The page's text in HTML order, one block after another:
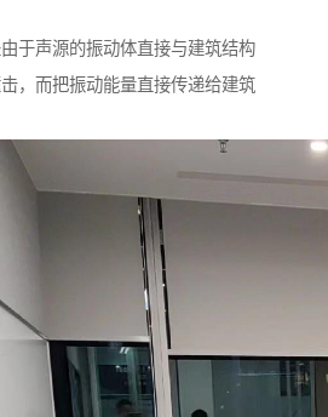
于声源的振动体直接与建筑结构
，而把振动能量直接传递给建筑